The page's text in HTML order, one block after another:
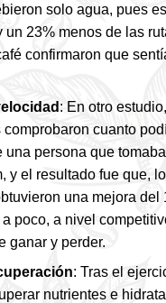
solo agua, pues
un 23% menos de las
confirmaron que
: En otro
cuanto
una persona que
y el resultado fue que,
una mejora del
poco, a nivel
ganar y perder.
: Tras el
nutrientes e